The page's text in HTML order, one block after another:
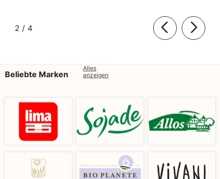
2 / von
4
Beliebte Marken
Alles
anzeigen